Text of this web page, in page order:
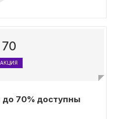
70
АКЦИЯ
70% доступны